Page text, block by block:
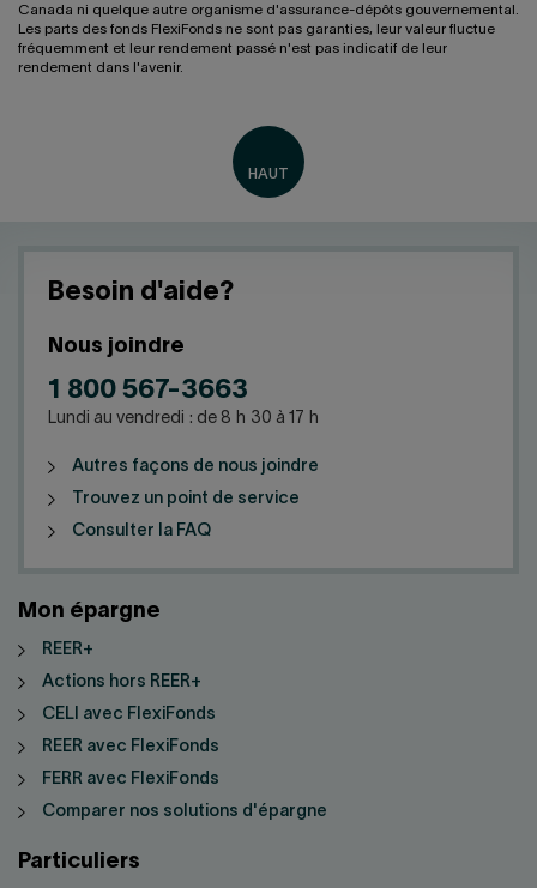
Canada ni quelque autre organisme d'assurance-dépôts gouvernemental.
Les parts des fonds FlexiFonds ne sont pas garanties, leur valeur fluctue
fréquemment et leur rendement passé n'est pas indicatif de leur
rendement dans l'avenir.
Besoin d'aide?
Nous joindre
1 800 567-3663
Lundi au vendredi : de 8 h 30 à 17 h
Autres façons de nous joindre
Trouvez un point de service
Consulter la FAQ
Mon épargne
REER+
Actions hors REER+
CELI avec FlexiFonds
REER avec FlexiFonds
FERR avec FlexiFonds
Comparer nos solutions d'épargne
Particuliers